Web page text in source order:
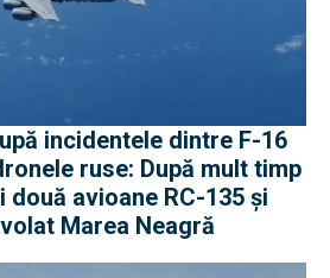
incidentele dintre F-16
ruse: După mult timp
două avioane RC-135 și
Marea Neagră